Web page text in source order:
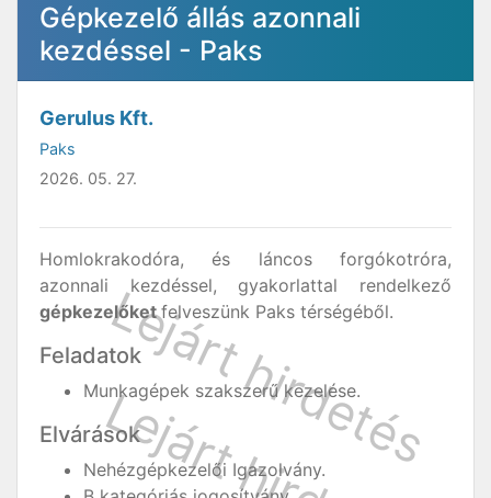
Gépkezelő állás azonnali
kezdéssel - Paks
Gerulus Kft.
Paks
2026. 05. 27.
Homlokrakodóra, és láncos forgókotróra,
azonnali kezdéssel, gyakorlattal rendelkező
gépkezelőketfelveszünk Paks térségéből.
Feladatok
Munkagépek szakszerű kezelése.
Elvárások
Nehézgépkezelői Igazolvány.